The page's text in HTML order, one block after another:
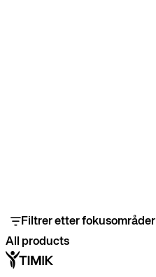
Filtrer etter fokusområder
All products